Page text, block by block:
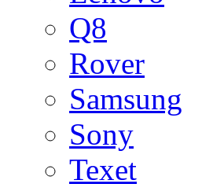
Q8
Rover
Samsung
Sony
Texet